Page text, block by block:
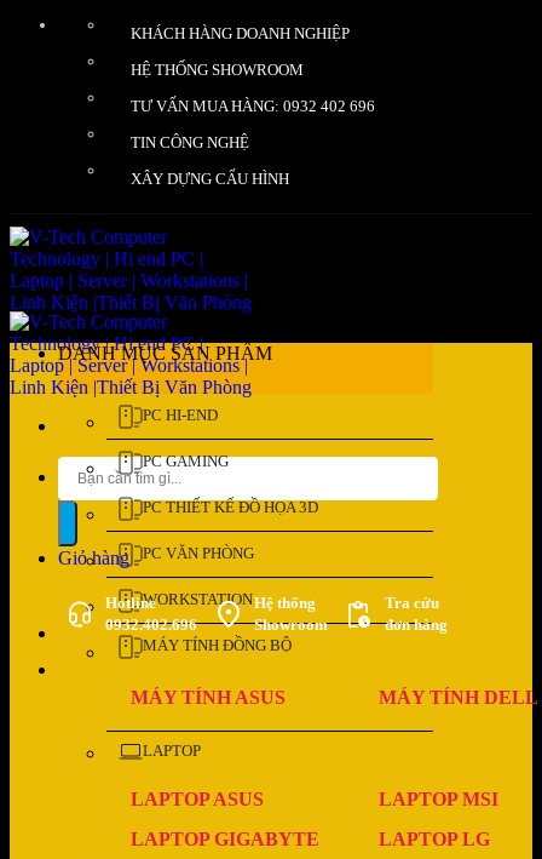
KHÁCH HÀNG DOANH NGHIỆP
HỆ THỐNG SHOWROOM
TƯ VẤN MUA HÀNG: 0932 402 696
TIN CÔNG NGHỆ
XÂY DỰNG CẤU HÌNH
Tìm
kiếm:
Giỏ hàng
Hotline
0932.402.696
Hệ thống
Showroom
Tra cứu
đơn hàng
DANH MỤC SẢN PHẨM
PC HI-END
PC GAMING
PC THIẾT KẾ ĐỒ HỌA 3D
PC VĂN PHÒNG
WORKSTATION
MÁY TÍNH ĐỒNG BỘ
MÁY TÍNH ASUS MÁY TÍNH DELL
LAPTOP
LAPTOP ASUS
LAPTOP MSI
LAPTOP GIGABYTE
LAPTOP LG